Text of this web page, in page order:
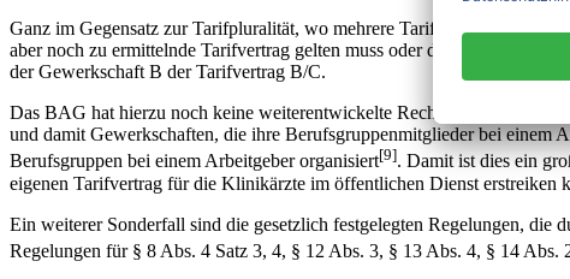
Ganz im Gegensatz zur Tarifpluralität, wo mehrere Tarifverträge auf
aber noch zu ermittelnde Tarifvertrag gelten muss oder der Betrieb in
der Gewerkschaft B der Tarifvertrag B/C.
Das BAG hat hierzu noch keine weiterentwickelte Rechtssprechung
und damit Gewerkschaften, die ihre Berufsgruppenmitglieder bei einem
Berufsgruppen bei einem Arbeitgeber organisiert[9]. Damit ist dies ein
eigenen Tarifvertrag für die Klinikärzte im öffentlichen Dienst erstreiken
Ein weiterer Sonderfall sind die gesetzlich festgelegten Regelungen,
Regelungen für § 8 Abs. 4 Satz 3, 4, § 12 Abs. 3, § 13 Abs. 4, § 14